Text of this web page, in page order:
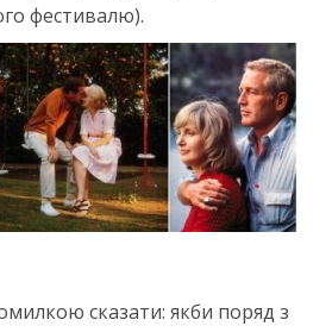
фестивалю).
сказати: якби поряд з